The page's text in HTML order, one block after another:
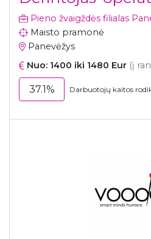
Pieno žvaigždės filialas
Maisto pramonė
Panevėžys
Nuo: 1400 iki 1480 Eur (į
37.1% Darbuotojų kaitos